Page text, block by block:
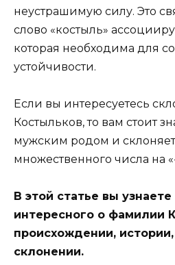
неустрашимую силу. Это
слово «костыль»
которая необходима для
устойчивости.
Если вы интересуетесь
Костыльков, то вам стоит
мужским родом и
множественного числа на
В этой статье вы
интересного о фамилии
происхождении,
склонении.